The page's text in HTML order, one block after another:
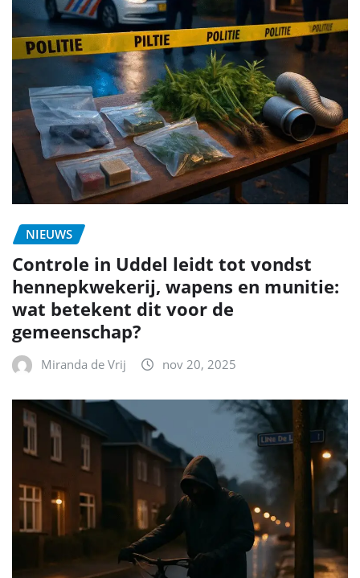
NIEUWS
Controle in Uddel leidt tot vondst
hennepkwekerij, wapens en munitie:
wat betekent dit voor de
gemeenschap?
Miranda de Vrij nov 20, 2025